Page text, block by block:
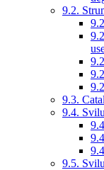
9.2.
9.3.
9.4.
9.5.